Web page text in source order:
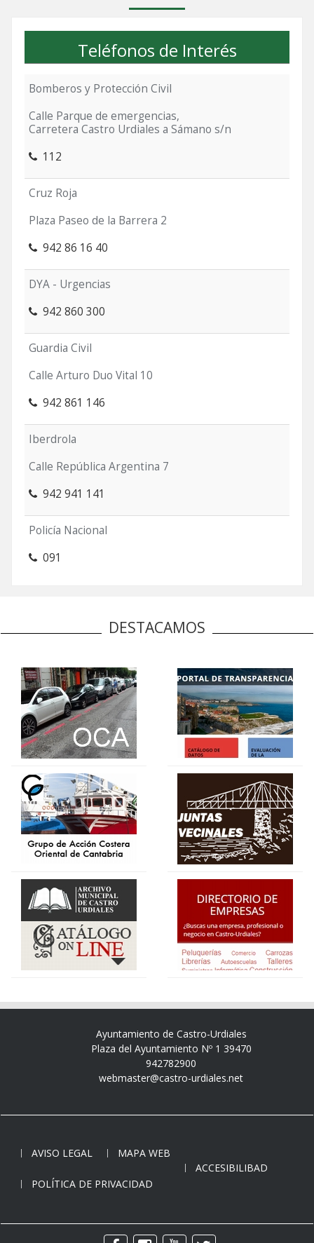
Teléfonos de Interés
Bomberos y Protección Civil
Calle Parque de emergencias,
Carretera Castro Urdiales a Sámano s/n
112
Cruz Roja
Plaza Paseo de la Barrera 2
942 86 16 40
DYA - Urgencias
942 860 300
Guardia Civil
Calle Arturo Duo Vital 10
942 861 146
Iberdrola
Calle República Argentina 7
942 941 141
Policía Nacional
091
DESTACAMOS
Ayuntamiento de Castro-Urdiales
Plaza del Ayuntamiento Nº 1 39470
942782900
webmaster@castro-urdiales.net
AVISO LEGAL
MAPA WEB
ACCESIBILIBAD
POLÍTICA DE PRIVACIDAD